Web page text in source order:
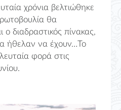
χρόνια βελτιώθηκε
θα
διαδραστικός πίνακας,
ήθελαν να έχουν…Το
φορά στις